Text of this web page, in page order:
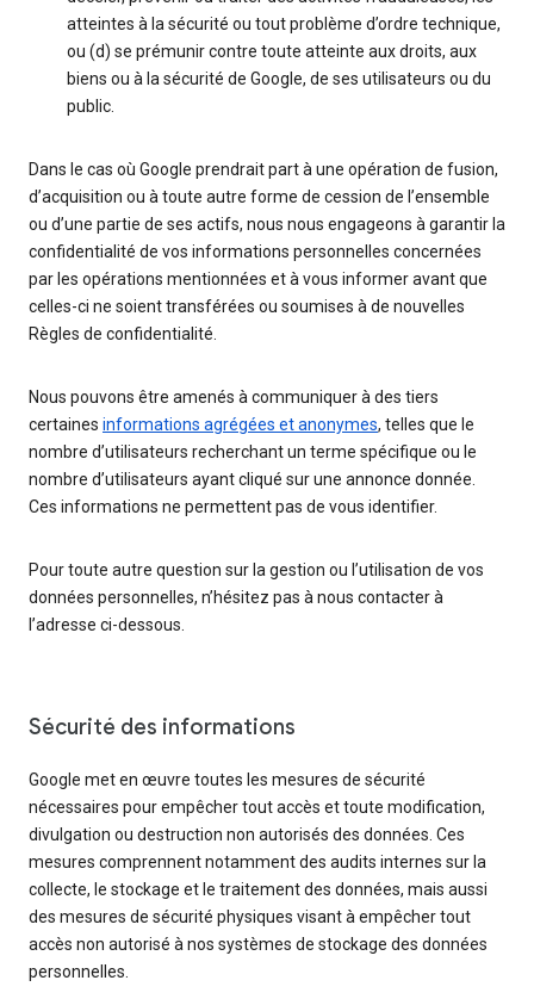
atteintes à la sécurité ou tout problème d’ordre technique,
ou (d) se prémunir contre toute atteinte aux droits, aux
biens ou à la sécurité de Google, de ses utilisateurs ou du
public.
Dans le cas où Google prendrait part à une opération de fusion,
d’acquisition ou à toute autre forme de cession de l’ensemble
ou d’une partie de ses actifs, nous nous engageons à garantir la
confidentialité de vos informations personnelles concernées
par les opérations mentionnées et à vous informer avant que
celles-ci ne soient transférées ou soumises à de nouvelles
Règles de confidentialité.
Nous pouvons être amenés à communiquer à des tiers
certaines informations agrégées et anonymes, telles que le
nombre d’utilisateurs recherchant un terme spécifique ou le
nombre d’utilisateurs ayant cliqué sur une annonce donnée.
Ces informations ne permettent pas de vous identifier.
Pour toute autre question sur la gestion ou l’utilisation de vos
données personnelles, n’hésitez pas à nous contacter à
l’adresse ci-dessous.
Sécurité des informations
Google met en œuvre toutes les mesures de sécurité
nécessaires pour empêcher tout accès et toute modification,
divulgation ou destruction non autorisés des données. Ces
mesures comprennent notamment des audits internes sur la
collecte, le stockage et le traitement des données, mais aussi
des mesures de sécurité physiques visant à empêcher tout
accès non autorisé à nos systèmes de stockage des données
personnelles.